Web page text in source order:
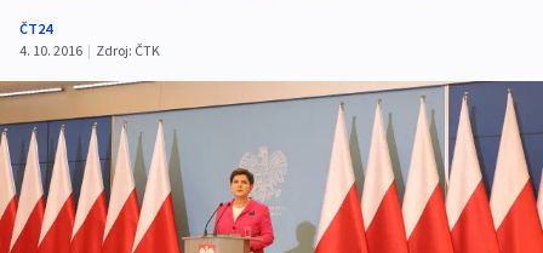
ČT24
4. 10. 2016 | Zdroj: ČTK